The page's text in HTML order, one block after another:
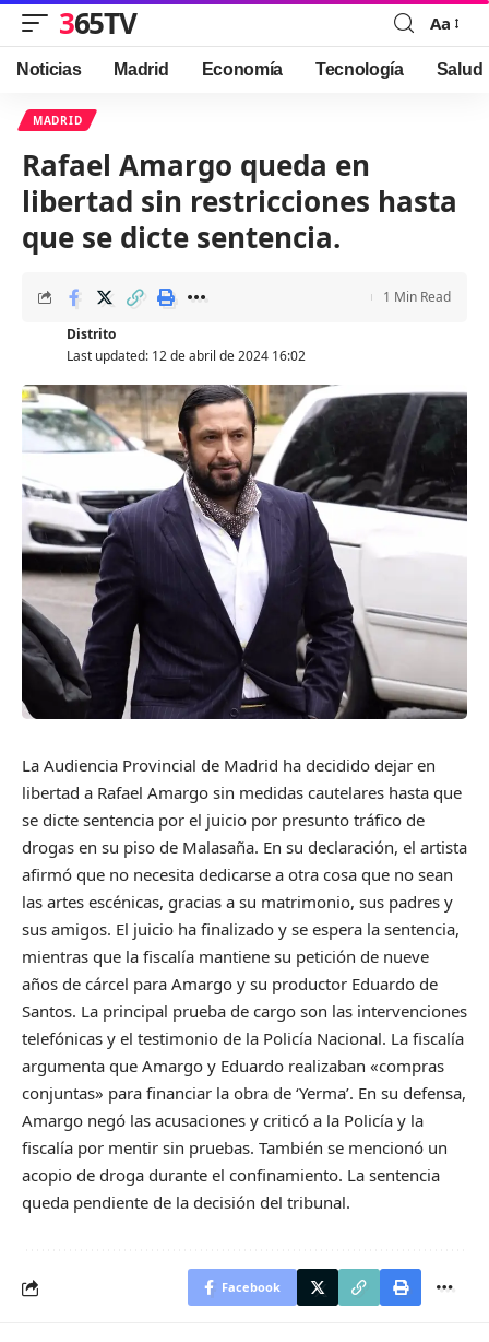
365TV
Font
Resizer
Aa
Noticias Madrid Economía Tecnología Salud
MADRID
Rafael Amargo queda en
libertad sin restricciones hasta
que se dicte sentencia.
Last updated: 12 de abril de 2024 16:02
Distrito
1 Min Read
La Audiencia Provincial de Madrid ha decidido dejar en
libertad a Rafael Amargo sin medidas cautelares hasta que
se dicte sentencia por el juicio por presunto tráfico de
drogas en su piso de Malasaña. En su declaración, el artista
afirmó que no necesita dedicarse a otra cosa que no sean
las artes escénicas, gracias a su matrimonio, sus padres y
sus amigos. El juicio ha finalizado y se espera la sentencia,
mientras que la fiscalía mantiene su petición de nueve
años de cárcel para Amargo y su productor Eduardo de
Santos. La principal prueba de cargo son las intervenciones
telefónicas y el testimonio de la Policía Nacional. La fiscalía
argumenta que Amargo y Eduardo realizaban «compras
conjuntas» para financiar la obra de ‘Yerma’. En su defensa,
Amargo negó las acusaciones y criticó a la Policía y la
fiscalía por mentir sin pruebas. También se mencionó un
acopio de droga durante el confinamiento. La sentencia
queda pendiente de la decisión del tribunal.
Facebook